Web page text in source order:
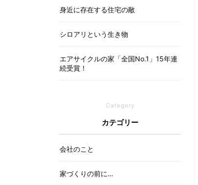
身近に存在する住宅の敵
シロアリという生き物
エアサイクルの家「全国No.1」15年連
続受賞！
Category
カテゴリー
会社のこと
家づくりの前に…